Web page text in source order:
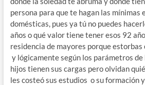
persona para que te hagan las mínimas
domésticas, pues ya tú no puedes
años o qué valor tiene tener esos 92
residencia de mayores porque estorbas
y lógicamente según los parámetros
hijos tienen sus cargas pero olvidan
les costeó sus estudios o su formación